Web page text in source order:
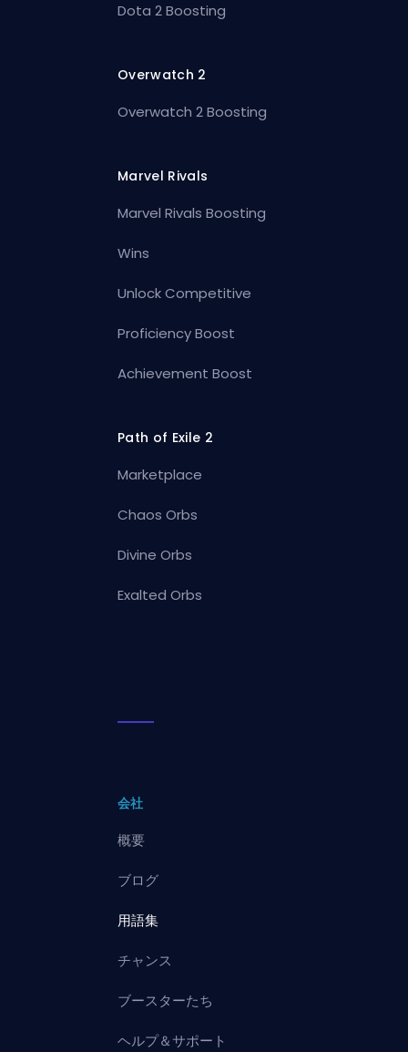
Dota 2 Boosting
Overwatch 2
Overwatch 2 Boosting
Marvel Rivals
Marvel Rivals Boosting
Wins
Unlock Competitive
Proficiency Boost
Achievement Boost
Path of Exile 2
Marketplace
Chaos Orbs
Divine Orbs
Exalted Orbs
会社
概要
ブログ
用語集
チャンス
ブースターたち
ヘルプ＆サポート